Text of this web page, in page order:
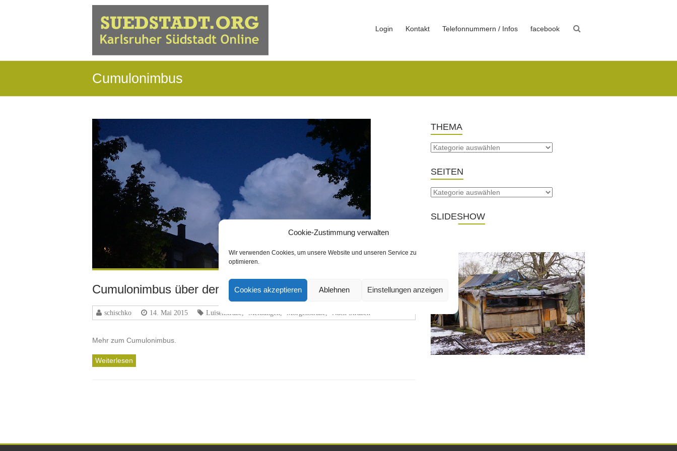
Cookie-Zustimmung verwalten
Wir verwenden Cookies, um unsere Website und unseren Service zu
optimieren.
Cookies akzeptieren Ablehnen Einstellungen anzeigen
Login Kontakt Telefonnummern / Infos facebook
Cumulonimbus
Cumulonimbus über der Südstadt
schischko 14. Mai 2015 Luisenstraße Meldungen Morgenstraße Nach Straßen
Mehr zum Cumulonimbus.
Weiterlesen
THEMA
SEITEN
SLIDESHOW